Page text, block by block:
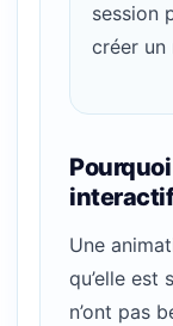
session
créer un
Une
qu’elle est
n’ont pas